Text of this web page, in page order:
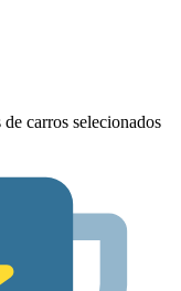
carros selecionados